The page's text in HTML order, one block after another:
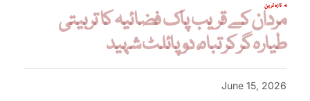
تازہ ترین
مردان کے قریب پاک فضائیہ کا تربیتی
طیارہ گر کر تباہ، دو پائلٹ شہید
June 15, 2026